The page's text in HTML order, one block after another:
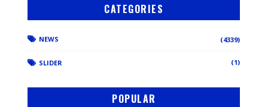
CATEGORIES
NEWS (4339)
SLIDER (1)
POPULAR